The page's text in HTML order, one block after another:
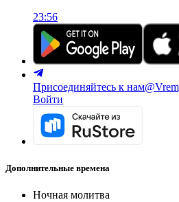
23:56
Присоединяйтесь к нам
Войти
Дополнительные времена
Ночная молитва